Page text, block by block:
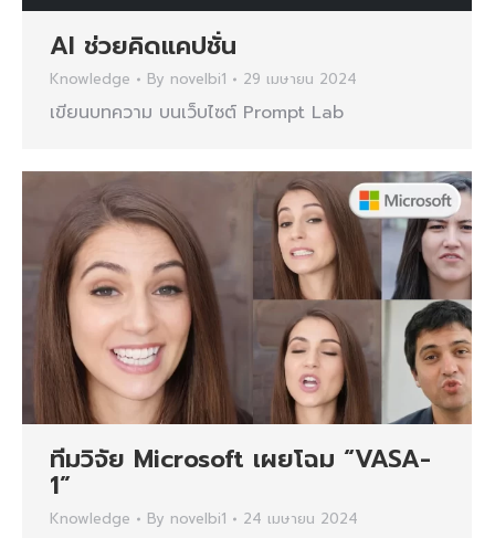
AI ช่วยคิดแคปชั่น
Knowledge By novelbi1 29 เมษายน 2024
เขียนบทความ บนเว็บไซต์ Prompt Lab
ทีมวิจัย Microsoft เผยโฉม “VASA-
1”
Knowledge By novelbi1 24 เมษายน 2024